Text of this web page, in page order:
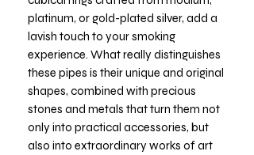
platinum, or gold-plated silver, add a
lavish touch to your smoking
experience. What really distinguishes
these pipes is their unique and original
shapes, combined with precious
stones and metals that turn them not
only into practical accessories, but
also into extraordinary works of art